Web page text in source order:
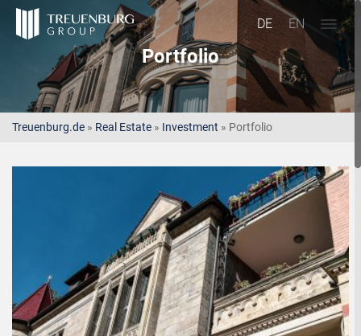
DE EN
Portfolio
Treuenburg.de » Real Estate » Investment » Portfolio